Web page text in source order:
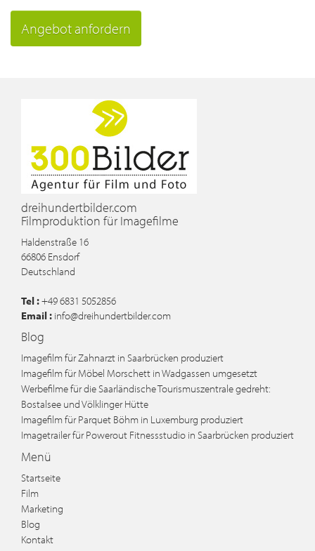
Angebot anfordern
dreihundertbilder.com
Filmproduktion für Imagefilme
Haldenstraße 16
66806 Ensdorf
Deutschland
Tel :+49 6831 5052856
Email : info@dreihundertbilder.com
Blog
Imagefilm für Zahnarzt in Saarbrücken produziert
Imagefilm für Möbel Morschett in Wadgassen umgesetzt
Werbefilme für die Saarländische Tourismuszentrale gedreht:
Bostalsee und Völklinger Hütte
Imagefilm für Parquet Böhm in Luxemburg produziert
Imagetrailer für Powerout Fitnessstudio in Saarbrücken produziert
Menü
Startseite
Film
Marketing
Blog
Kontakt